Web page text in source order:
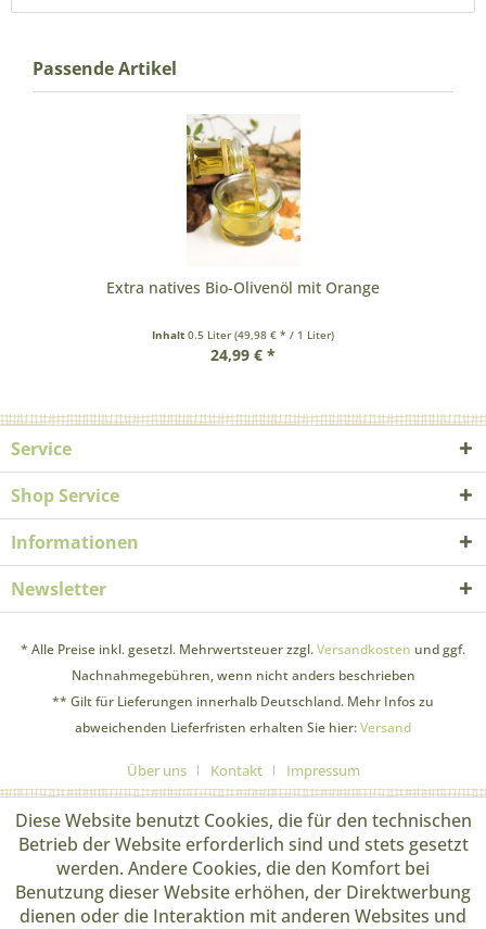
Passende Artikel
Extra natives Bio-Olivenöl mit Orange
Inhalt 0.5 Liter (49,98 € * / 1 Liter)
24,99 € *
Service
Shop Service
Informationen
Newsletter
* Alle Preise inkl. gesetzl. Mehrwertsteuer zzgl.Versandkosten und ggf.
Nachnahmegebühren, wenn nicht anders beschrieben
** Gilt für Lieferungen innerhalb Deutschland. Mehr Infos zu
abweichenden Lieferfristen erhalten Sie hier:Versand
Über uns Kontakt Impressum
Diese Website benutzt Cookies, die für den technischen
Betrieb der Website erforderlich sind und stets gesetzt
werden. Andere Cookies, die den Komfort bei
Benutzung dieser Website erhöhen, der Direktwerbung
dienen oder die Interaktion mit anderen Websites und